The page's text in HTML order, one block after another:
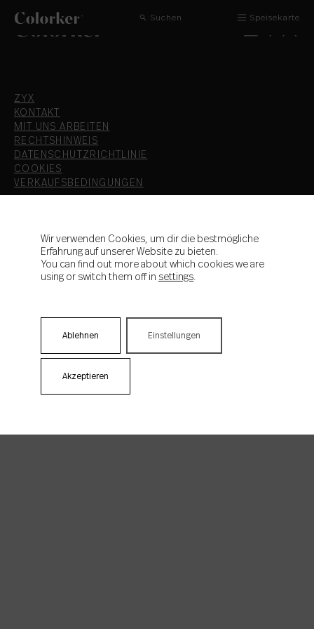
Suchen Speisekarte
ZYX
KONTAKT
MIT UNS ARBEITEN
RECHTSHINWEIS
DATENSCHUTZRICHTLINIE
COOKIES
VERKAUFSBEDINGUNGEN
F. 964 38 64 32
info@colorker.com
Ctra. de Alcora, Km 21,3
12110 Alcora - Castellón - España
Wir verwenden Cookies, um dir die bestmögliche
Erfahrung auf unserer Website zu bieten.
You can find out more about which cookies we are
using or switch them off in settings
Akzeptieren
Ablehnen Einstellungen